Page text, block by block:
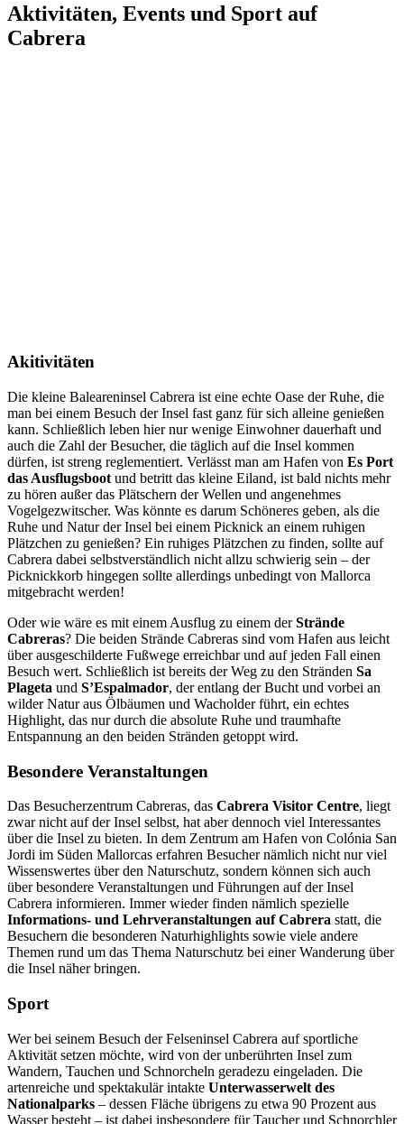
Aktivitäten, Events und Sport auf
Cabrera
Akitivitäten
Die kleine Baleareninsel Cabrera ist eine echte Oase der Ruhe, die
man bei einem Besuch der Insel fast ganz für sich alleine genießen
kann. Schließlich leben hier nur wenige Einwohner dauerhaft und
auch die Zahl der Besucher, die täglich auf die Insel kommen
dürfen, ist streng reglementiert. Verlässt man am Hafen von Es Port
das Ausflugsboot und betritt das kleine Eiland, ist bald nichts mehr
zu hören außer das Plätschern der Wellen und angenehmes
Vogelgezwitscher. Was könnte es darum Schöneres geben, als die
Ruhe und Natur der Insel bei einem Picknick an einem ruhigen
Plätzchen zu genießen? Ein ruhiges Plätzchen zu finden, sollte auf
Cabrera dabei selbstverständlich nicht allzu schwierig sein – der
Picknickkorb hingegen sollte allerdings unbedingt von Mallorca
mitgebracht werden!
Oder wie wäre es mit einem Ausflug zu einem derStrände
Cabreras? Die beiden Strände Cabreras sind vom Hafen aus leicht
über ausgeschilderte Fußwege erreichbar und auf jeden Fall einen
Besuch wert. Schließlich ist bereits der Weg zu den Stränden Sa
Plageta und S’Espalmador, der entlang der Bucht und vorbei an
wilder Natur aus Ölbäumen und Wacholder führt, ein echtes
Highlight, das nur durch die absolute Ruhe und traumhafte
Entspannung an den beiden Stränden getoppt wird.
Besondere Veranstaltungen
Das Besucherzentrum Cabreras, das Cabrera Visitor Centre, liegt
zwar nicht auf der Insel selbst, hat aber dennoch viel Interessantes
über die Insel zu bieten. In dem Zentrum am Hafen von Colónia San
Jordi im Süden Mallorcas erfahren Besucher nämlich nicht nur viel
Wissenswertes über den Naturschutz, sondern können sich auch
über besondere Veranstaltungen und Führungen auf der Insel
Cabrera informieren. Immer wieder finden nämlich spezielle
Informations- und Lehrveranstaltungen auf Cabrera statt, die
Besuchern die besonderen Naturhighlights sowie viele andere
Themen rund um das Thema Naturschutz bei einer Wanderung über
die Insel näher bringen.
Sport
Wer bei seinem Besuch der Felseninsel Cabrera auf sportliche
Aktivität setzen möchte, wird von der unberührten Insel zum
Wandern, Tauchen und Schnorcheln geradezu eingeladen. Die
artenreiche und spektakulär intakte Unterwasserwelt des
Nationalparks – dessen Fläche übrigens zu etwa 90 Prozent aus
Wasser besteht – ist dabei insbesondere für Taucher und Schnorchler